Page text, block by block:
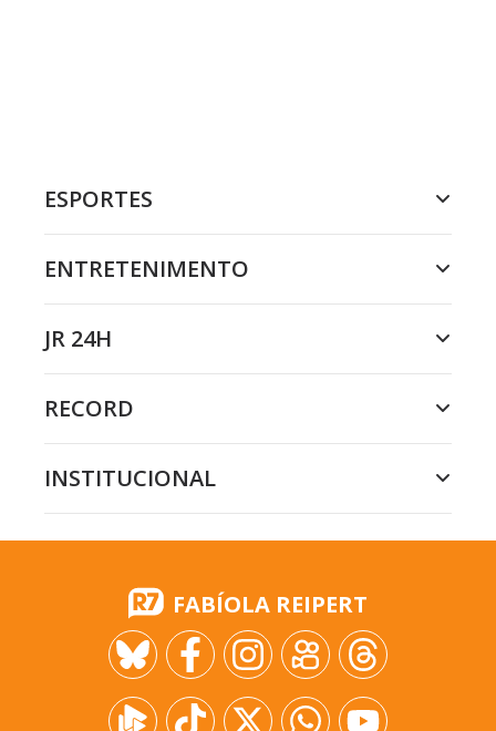
ESPORTES
ENTRETENIMENTO
JR 24H
RECORD
INSTITUCIONAL
FABÍOLA REIPERT